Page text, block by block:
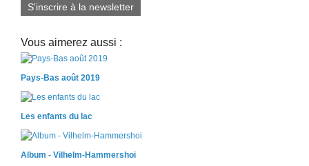
S'inscrire à la newsletter
Vous aimerez aussi :
Pays-Bas août 2019
Les enfants du lac
Album - Vilhelm-Hammershoi